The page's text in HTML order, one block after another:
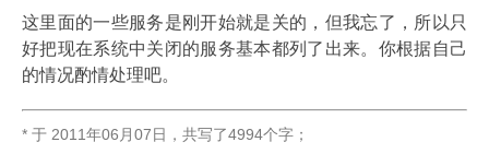
这里面的一些服务是刚开始就是关的，但我忘了，所以只
好把现在系统中关闭的服务基本都列了出来。你根据自己
的情况酌情处理吧。
* 于 2011年06月07日 ， 共写了4994个字 ；